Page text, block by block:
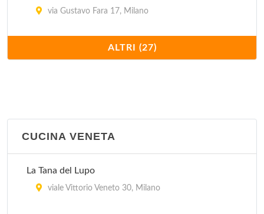
via Gustavo Fara 17, Milano
Antica Pizzera Fiorentina
viale Bligny 41, Milano
Cavallini
Coco Pazzo
ALTRI (27)
CUCINA VENETA
La Tana del Lupo
viale Vittorio Veneto 30, Milano